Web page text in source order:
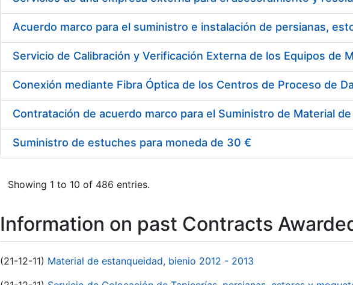
Show/Hide
Acuerdo marco para el suministro e instalación de persianas,
Suministro de estuches para moneda de 30 €
Showing 1 to 10 of 486 entries.
Information on past Contracts
(21-12-11) Material de estanqueidad, bienio 2012 - 2013